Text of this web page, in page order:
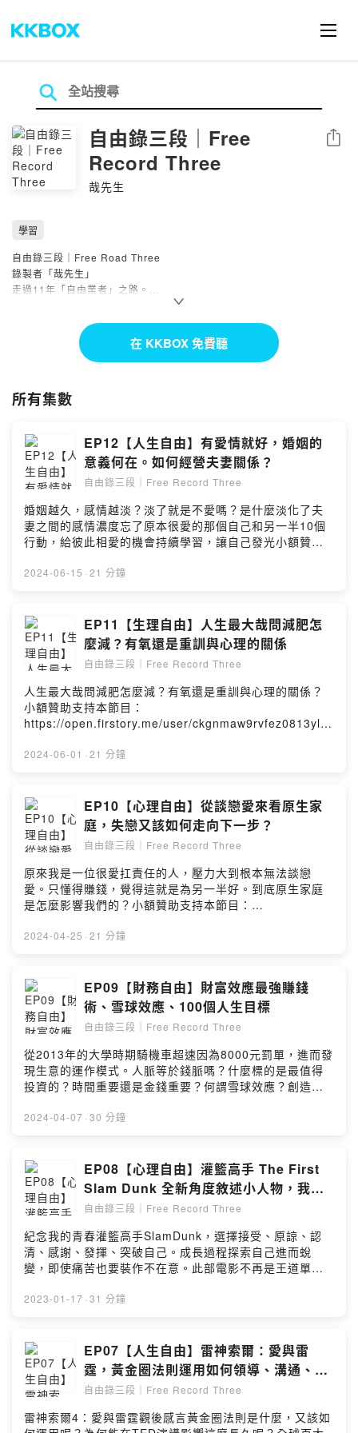
自由錄三段｜Free
Record Three
哉先生
分享
學習
自由錄三段｜Free Road Three
錄製者「哉先生」
走過11年「自由業者」之路。
持續記錄心理、財務、生理、人生自由相關議題，探索真實自我。
https://www.instagram.com/FRT.JY
這裡自由錄三段給自友們，
-
frt.jy777@gmail.com
Powered by Firstory Hosting
在 KKBOX 免費聽
所有集數
EP12【人生自由】有愛情就好，婚姻的
意義何在。如何經營夫妻關係？
自由錄三段｜Free Record Three
婚姻越久，感情越淡？淡了就是不愛嗎？是什麼淡化了夫
妻之間的感情濃度忘了原本很愛的那個自己和另一半10個
行動，給彼此相愛的機會持續學習，讓自己發光小額贊助
https://open.firstory.me/user/ckgnmaw9rvfez0813yllz
e011/comments自由錄三段｜Free Record
Threeinstagram關注：
https://www.instagram.com/FRT.JY/自友們來個五星留
言，正面回饋是我們的動力。如有工商贊助的乾爹乾娘非
常ok：frt.jy777@gmail.comPowered by Firstory
Hosting
2024-06-15 · 21 分鐘
EP11【生理自由】人生最大哉問減肥怎
麼減？有氧還是重訓與心理的關係
自由錄三段｜Free Record Three
人生最大哉問減肥怎麼減？有氧還是重訓與心理的關係？
小額贊助支持本節目：
https://open.firstory.me/user/ckgnmaw9rvfez0813yllz
https://open.firstory.me/user/ckgnmaw9rvfez0813yllz
https://www.instagram.com/FRT.JY/自友們來個五星留
言，正面回饋是我們的動力。如有工商贊助的乾爹乾娘非
常ok：frt.jy777@gmail.comPowered by Firstory
Hosting
2024-06-01 · 21 分鐘
EP10【心理自由】從談戀愛來看原生家
庭，失戀又該如何走向下一步？
自由錄三段｜Free Record Three
原來我是一位很愛扛責任的人，壓力大到根本無法談戀
愛。只懂得賺錢，覺得這就是為另一半好。到底原生家庭
是怎麼影響我們的？小額贊助支持本節目：
e011留言告訴我你對這一集的想法：
Threeinstagram關注：
https://www.instagram.com/FRT.JY/自友們來個五星留
言，正面回饋是我們的動力。如有工商贊助的乾爹乾娘非
常ok：frt.jy777@gmail.comPowered by Firstory
Hosting
2024-04-25 · 21 分鐘
EP09【財務自由】財富效應最強賺錢
術、雪球效應、100個人生目標
自由錄三段｜Free Record Three
從2013年的大學時期騎機車超速因為8000元罰單，進而發
現生意的運作模式。人脈等於錢脈嗎？什麼標的是最值得
投資的？時間重要還是金錢重要？何謂雪球效應？創造自
https://open.firstory.me/user/ckgnmaw9rvfez0813yllz
e011/comments自由錄三段｜Free Record
Threeinstagram關注：
https://www.instagram.com/FRT.JY/自友們來個五星留
言，正面回饋是我們的動力。如有工商贊助的乾爹乾娘非
常ok：frt.jy777@gmail.comPowered by Firstory
Hosting
2024-04-07 · 30 分鐘
EP08【心理自由】灌籃高手 The First
Slam Dunk 全新角度敘述小人物，我們
打的不是籃球是青春、是夢想，「點讚支
持聆聽只是輔助」感謝。
自由錄三段｜Free Record Three
紀念我的青春灌籃高手SlamDunk，選擇接受、原諒、認
清、感謝、發揮、突破自己。成長過程探索自己進而蛻
變，即使痛苦也要裝作不在意。此部電影不再是王道單線
一起成長。勇敢面對所有，我們打的從來不是籃球。是親
https://open.firstory.me/user/ckgnmaw9rvfez0813yllz
e011留言告訴我你對這一集的想法：
https://open.firstory.me/user/ckgnmaw9rvfez0813yllz
e011/comments自由錄三段｜Free Record
Threeinstagram關注：
https://www.instagram.com/FRT.JY/自友們來個五星留
2023-01-17 · 31 分鐘
EP07【人生自由】雷神索爾：愛與雷
霆，黃金圈法則運用如何領導、溝通、激
勵、尋找動機、次序以及最重要的事？
自由錄三段｜Free Record Three
雷神索爾4：愛與雷霆觀後感言黃金圈法則是什麼，又該如